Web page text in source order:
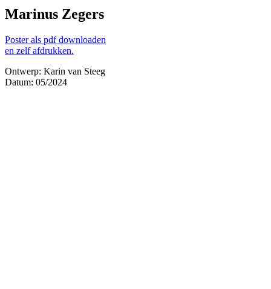
Marinus Zegers
Poster als pdf downloaden
en zelf afdrukken.
Ontwerp: Karin van Steeg
Datum: 05/2024